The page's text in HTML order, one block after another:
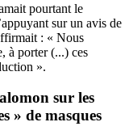
pourtant le
sur un avis de
: « Nous
à porter (...) ces
».
sur les
» de masques